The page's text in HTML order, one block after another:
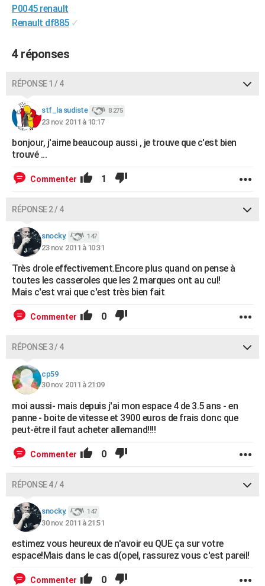
Destinations
City break
Voyage nature
Voyage de noces
Forum
Climat
+PHOTO
BONS PLANS
CARTE DE VOEUX
Carte de Noël
Carte Bonne année
Carte Saint-Valentin
Carte Pâques
Carte d'anniversaire
DICTIONNAIRE
Dictionnaire
Biographies
Citations
Expressions
Proverbes
COPAINS D'AVANT
S'inscrire
Se connecter
Lycées
Collèges
Primaires
Universités
Entreprises
Service militaire
Avis de recherche
AVIS DE DÉCÈS
FORUM
Bricolage
Lifestyle
Culture
Sport
Auto
Television
Voyage
Cinema
P0045 renault
Renault df885 ✓
4 réponses
RÉPONSE 1 / 4
stf_la sudiste 8 275
23 nov. 2011 à 10:17
bonjour, j'aime beaucoup aussi , je trouve que c'est bien
trouvé ...
Commenter 1
RÉPONSE 2 / 4
snocky. 147
23 nov. 2011 à 10:31
Très drole effectivement.Encore plus quand on pense à
toutes les casseroles que les 2 marques ont au cul!
Mais c'est vrai que c'est très bien fait
Commenter 0
RÉPONSE 3 / 4
cp59
30 nov. 2011 à 21:09
moi aussi- mais depuis j'ai mon espace 4 de 3.5 ans - en
panne - boite de vitesse et 3900 euros de frais donc que
peut-être il faut acheter allemand!!!!
Commenter 0
RÉPONSE 4 / 4
snocky. 147
30 nov. 2011 à 21:51
estimez vous heureux de n'avoir eu QUE ça sur votre
espace!Mais dans le cas d(opel, rassurez vous c'est pareil!
Commenter 0